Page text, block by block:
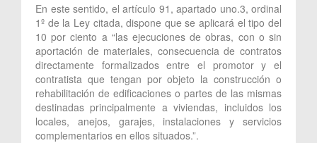
En este sentido, el artículo 91, apartado uno.3, ordinal
1º de la Ley citada, dispone que se aplicará el tipo del
10 por ciento a “las ejecuciones de obras, con o sin
aportación de materiales, consecuencia de contratos
directamente formalizados entre el promotor y el
contratista que tengan por objeto la construcción o
rehabilitación de edificaciones o partes de las mismas
destinadas principalmente a viviendas, incluidos los
locales, anejos, garajes, instalaciones y servicios
complementarios en ellos situados.”.